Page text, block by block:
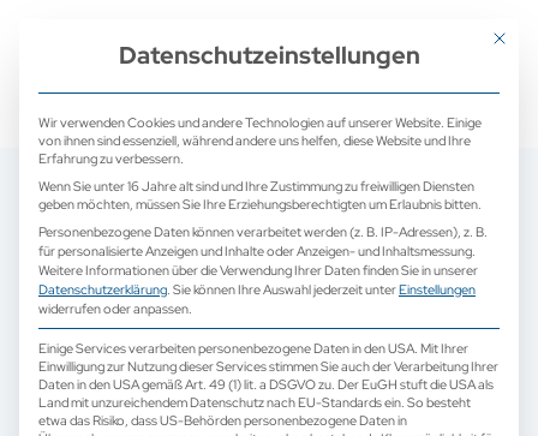
Mit
Datenschutzeinstellungen
Wir verwenden Cookies und andere Technologien auf unserer Website. Einige
von ihnen sind essenziell, während andere uns helfen, diese Website und Ihre
Erfahrung zu verbessern.
Wenn Sie unter 16 Jahre alt sind und Ihre Zustimmung zu freiwilligen Diensten
geben möchten, müssen Sie Ihre Erziehungsberechtigten um Erlaubnis bitten.
Personenbezogene Daten können verarbeitet werden (z. B. IP-Adressen), z. B.
für personalisierte Anzeigen und Inhalte oder Anzeigen- und Inhaltsmessung.
Weitere Informationen über die Verwendung Ihrer Daten finden Sie in unserer
Datenschutzerklärung. Sie können Ihre Auswahl jederzeit unterEinstellungen
widerrufen oder anpassen.
Einige Services verarbeiten personenbezogene Daten in den USA. Mit Ihrer
Einwilligung zur Nutzung dieser Services stimmen Sie auch der Verarbeitung Ihrer
Daten in den USA gemäß Art. 49 (1) lit. a DSGVO zu. Der EuGH stuft die USA als
Land mit unzureichendem Datenschutz nach EU-Standards ein. So besteht
etwa das Risiko, dass US-Behörden personenbezogene Daten in